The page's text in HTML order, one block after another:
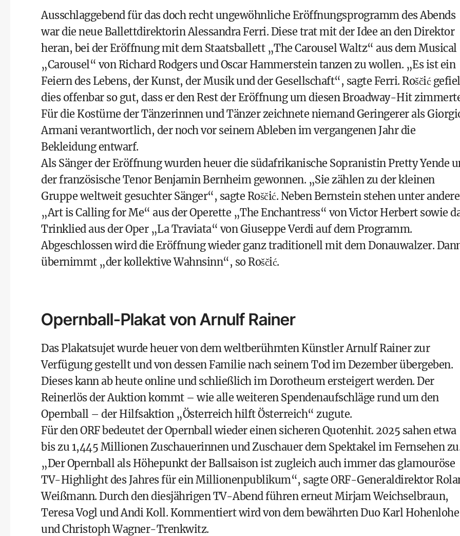
Ausschlaggebend für das doch recht ungewöhnliche Eröffnungsprogramm des Abends
war die neue Ballettdirektorin Alessandra Ferri. Diese trat mit der Idee an den Direktor
heran, bei der Eröffnung mit dem Staatsballett „The Carousel Waltz“ aus dem Musical
„Carousel“ von Richard Rodgers und Oscar Hammerstein tanzen zu wollen. „Es ist ein
Feiern des Lebens, der Kunst, der Musik und der Gesellschaft“, sagte Ferri. Roščić gefiel
dies offenbar so gut, dass er den Rest der Eröffnung um diesen Broadway-Hit
Für die Kostüme der Tänzerinnen und Tänzer zeichnete niemand Geringerer als
Armani verantwortlich, der noch vor seinem Ableben im vergangenen Jahr die
Bekleidung entwarf.
Als Sänger der Eröffnung wurden heuer die südafrikanische Sopranistin Pretty Yende
der französische Tenor Benjamin Bernheim gewonnen. „Sie zählen zu der kleinen
Gruppe weltweit gesuchter Sänger“, sagte Roščić. Neben Bernstein stehen unter
„Art is Calling for Me“ aus der Operette „The Enchantress“ von Victor Herbert sowie
Trinklied aus der Oper „La Traviata“ von Giuseppe Verdi auf dem Programm.
Abgeschlossen wird die Eröffnung wieder ganz traditionell mit dem Donauwalzer.
übernimmt „der kollektive Wahnsinn“, so Roščić.
Opernball-Plakat von Arnulf Rainer
Das Plakatsujet wurde heuer von dem weltberühmten Künstler Arnulf Rainer zur
Verfügung gestellt und von dessen Familie nach seinem Tod im Dezember übergeben.
Dieses kann ab heute online und schließlich im Dorotheum ersteigert werden. Der
Reinerlös der Auktion kommt – wie alle weiteren Spendenaufschläge rund um den
Opernball – der Hilfsaktion „Österreich hilft Österreich“ zugute.
Für den ORF bedeutet der Opernball wieder einen sicheren Quotenhit. 2025 sahen etwa
bis zu 1,445 Millionen Zuschauerinnen und Zuschauer dem Spektakel im Fernsehen
„Der Opernball als Höhepunkt der Ballsaison ist zugleich auch immer das glamouröse
TV-Highlight des Jahres für ein Millionenpublikum“, sagte ORF-Generaldirektor
Weißmann. Durch den diesjährigen TV-Abend führen erneut Mirjam Weichselbraun,
Teresa Vogl und Andi Koll. Kommentiert wird von dem bewährten Duo Karl Hohenlohe
und Christoph Wagner-Trenkwitz.